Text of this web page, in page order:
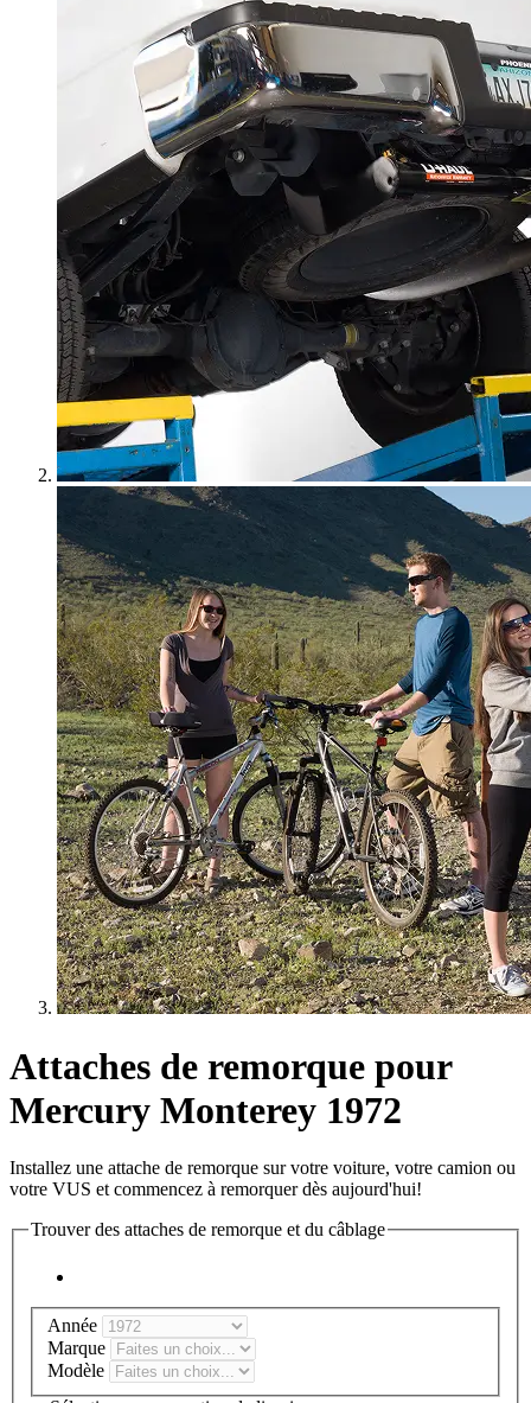
Attaches de remorque pour
Mercury Monterey 1972
Installez une attache de remorque sur votre voiture, votre camion ou
votre VUS et commencez à remorquer dès aujourd'hui!
Trouver des attaches de remorque et du câblage
Année
Marque
Modèle